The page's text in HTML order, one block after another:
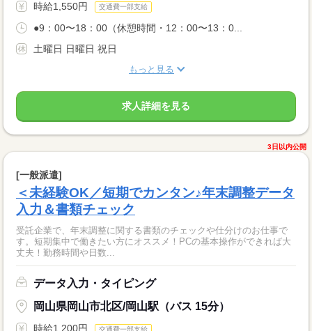
時給1,550円 交通費一部支給
●9：00〜18：00（休憩時間・12：00〜13：0...
土曜日 日曜日 祝日
もっと見る
求人詳細を見る
3日以内公開
[一般派遣]
＜未経験OK／短期でカンタン♪年末調整データ
入力＆書類チェック
受託企業で、年末調整に関する書類のチェックや仕分けのお仕事で
す。短期集中で働きたい方にオススメ！PCの基本操作ができれば大
丈夫！勤務時間や日数...
データ入力・タイピング
岡山県岡山市北区/岡山駅（バス 15分）
時給1,200円 交通費一部支給